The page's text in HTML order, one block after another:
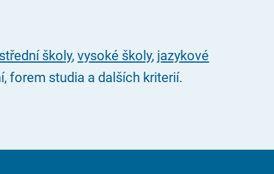
střední školy,vysoké školy, jazykové
forem studia a dalších kriterií.